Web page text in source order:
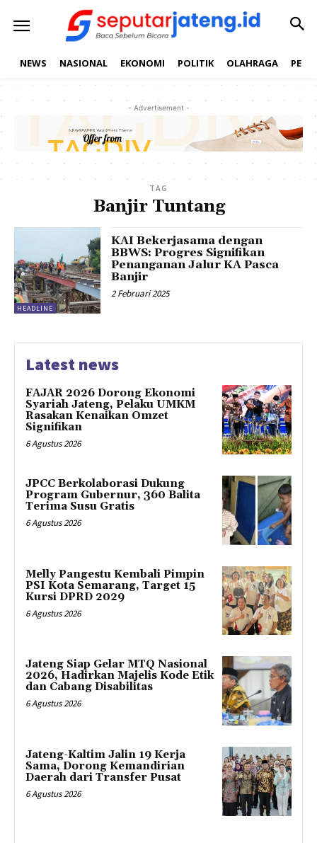
NEWS NASIONAL EKONOMI POLITIK OLAHRAGA
- Advertisement -
TAG
Banjir Tuntang
HEADLINE
KAI Bekerjasama dengan
BBWS: Progres Signifikan
Penanganan Jalur KA Pasca
Banjir
2 Februari 2025
Latest news
FAJAR 2026 Dorong Ekonomi
Syariah Jateng, Pelaku UMKM
Rasakan Kenaikan Omzet
Signifikan
6 Agustus 2026
JPCC Berkolaborasi Dukung
Program Gubernur, 360 Balita
Terima Susu Gratis
6 Agustus 2026
Melly Pangestu Kembali Pimpin
PSI Kota Semarang, Target 15
Kursi DPRD 2029
6 Agustus 2026
Jateng Siap Gelar MTQ Nasional
2026, Hadirkan Majelis Kode Etik
dan Cabang Disabilitas
6 Agustus 2026
Jateng-Kaltim Jalin 19 Kerja
Sama, Dorong Kemandirian
Daerah dari Transfer Pusat
6 Agustus 2026